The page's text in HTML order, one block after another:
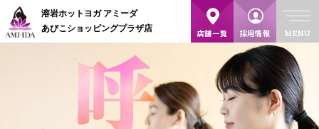
溶岩ホットヨガ アミーダ
あびこショッピングプラザ店
店舗一覧 採用情報
Address
あびこショッピングプ
日時
2026/08/08 10:00 -
10:45